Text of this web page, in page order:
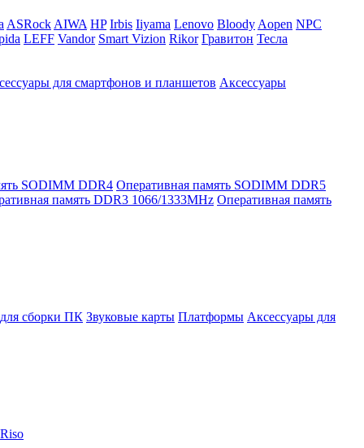
ASRock AIWA HP Irbis Iiyama Lenovo Bloody Aopen NPC
LEFF Vandor Smart Vizion Rikor Гравитон Тесла
для смартфонов и планшетов Аксессуары
SODIMM DDR4 Оперативная память SODIMM DDR5
память DDR3 1066/1333MHz Оперативная память
сборки ПК Звуковые карты Платформы Аксессуары для
Riso